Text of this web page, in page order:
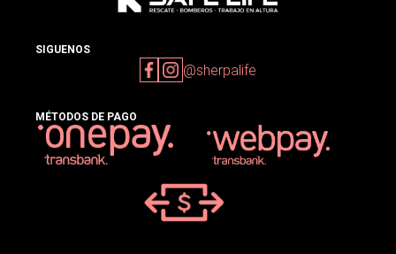
SIGUENOS
@sherpalife
MÉTODOS DE PAGO